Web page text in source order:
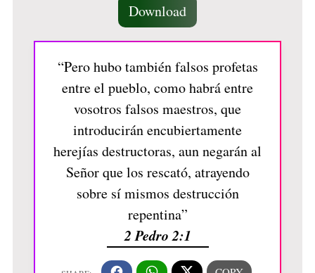
Download
“Pero hubo también falsos profetas
entre el pueblo, como habrá entre
vosotros falsos maestros, que
introducirán encubiertamente
herejías destructoras, aun negarán al
Señor que los rescató, atrayendo
sobre sí mismos destrucción
repentina”
2 Pedro 2:1